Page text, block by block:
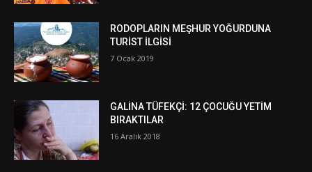
RODOPLARIN MEŞHUR YOĞURDUNA
TURİST İLGİSİ
7 Ocak 2019
GALİNA TÜFEKÇİ: 12 ÇOCUĞU YETİM
BIRAKTILAR
16 Aralık 2018